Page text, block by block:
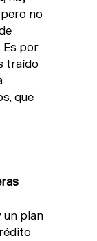
no
Es por
traído
que
un plan